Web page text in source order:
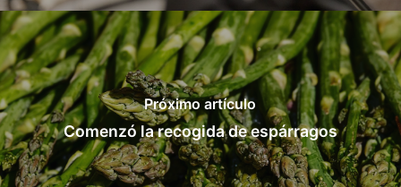
Próximo artículo
Comenzó la recogida de espárragos